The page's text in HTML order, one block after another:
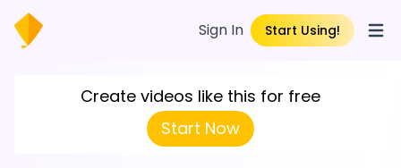
Sign In Start Using!
Create videos like this for free
Start Now